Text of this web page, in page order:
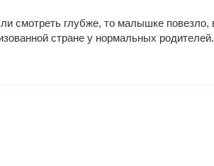
смотреть глубже, то малышке повезло,
стране у нормальных родителей.